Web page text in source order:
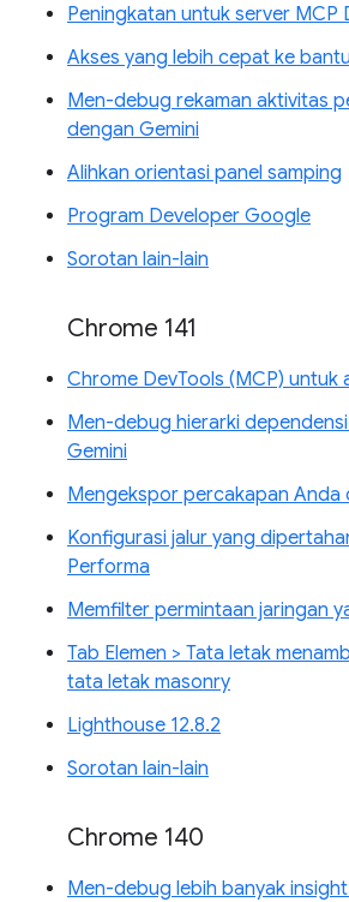
Peningkatan untuk server MCP
Akses yang lebih cepat ke
Men-debug rekaman aktivitas
dengan Gemini
Alihkan orientasi panel samping
Program Developer Google
Sorotan lain-lain
Chrome 141
Chrome DevTools (MCP) untuk
Men-debug hierarki
Gemini
Mengekspor percakapan Anda
Konfigurasi jalur yang
Performa
Memfilter permintaan jaringan
Tab Elemen > Tata letak
tata letak masonry
Lighthouse 12.8.2
Sorotan lain-lain
Chrome 140
Men-debug lebih banyak